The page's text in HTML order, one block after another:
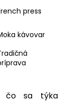
press
kávovar
čo sa týka